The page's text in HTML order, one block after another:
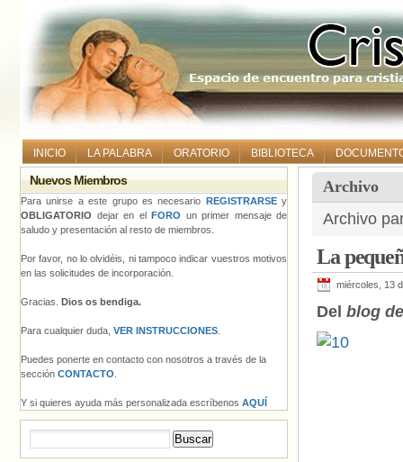
INICIO LA PALABRA ORATORIO BIBLIOTECA
Archivo
Archivo
La
miércoles, 13
Del blog
Nuevos Miembros
Para unirse a este grupo es necesario REGISTRARSEy
OBLIGATORIO dejar en el FORO un primer mensaje de
saludo y presentación al resto de miembros.
Por favor, no lo olvidéis, ni tampoco indicar vuestros motivos
en las solicitudes de incorporación.
Gracias. Dios os bendiga.
Para cualquier duda, VER INSTRUCCIONES
Puedes ponerte en contacto con nosotros a través de la
sección CONTACTO
Y si quieres ayuda más personalizada escríbenos AQUÍ